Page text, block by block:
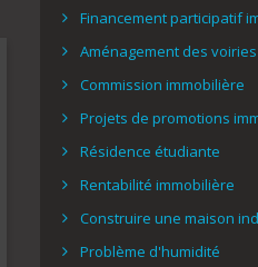
Financement participatif
Aménagement des voiries
Commission immobilière
Projets de promotions
Résidence étudiante
Rentabilité immobilière
Construire une maison
Problème d'humidité